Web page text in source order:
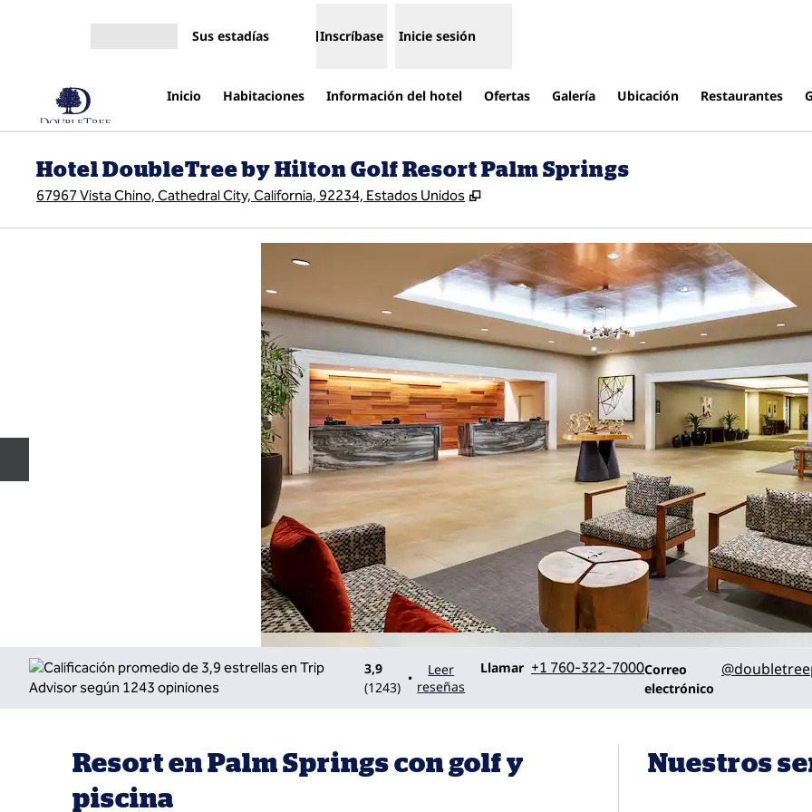
Sus estadías Inscríbase Inicie sesión
Inicio Habitaciones Información del hotel Ofertas Galería Ubicación Restaurantes
Hotel DoubleTree by Hilton Golf Resort Palm Springs
67967 Vista Chino, Cathedral City, California, 92234, Estados Unidos ,
3,9
(1243)
•
Leer
reseñas
Llamar
Llame al +1 760-322-7000Correo
electrónico
Correo
Resort en Palm Springs con golf y
piscina
Nuestros